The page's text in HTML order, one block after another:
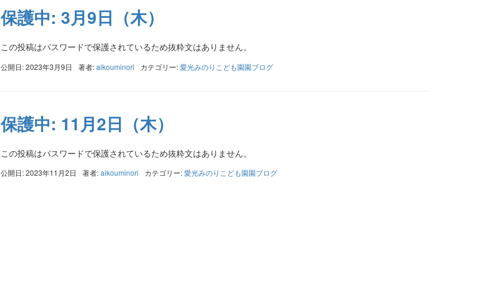
保護中: 3月9日（木）
この投稿はパスワードで保護されているため抜粋文はありません。
公開日: 2023年3月9日 著者:aikouminori カテゴリー:愛光みのりこども園園ブログ
保護中: 11月2日（木）
この投稿はパスワードで保護されているため抜粋文はありません。
公開日: 2023年11月2日 著者:aikouminori カテゴリー:愛光みのりこども園園ブログ